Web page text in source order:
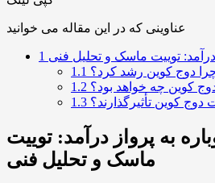
عناوینی که در این مقاله می خوانید
1 درآمد: توییت ماسک و تحلیل فنی
1.1 دوج کوین رشد کرد؟
1.2 دوج کوین چه خواهد بود؟
1.3 کوین تأثیرگذارند؟
به پرواز درآمد: توییت
ماسک و تحلیل فنی